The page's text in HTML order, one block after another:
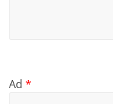
Ad*